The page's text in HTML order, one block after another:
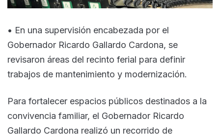
• En una supervisión encabezada por el
Gobernador Ricardo Gallardo Cardona, se
revisaron áreas del recinto ferial para definir
trabajos de mantenimiento y modernización.
Para fortalecer espacios públicos destinados a la
convivencia familiar, el Gobernador Ricardo
Gallardo Cardona realizó un recorrido de